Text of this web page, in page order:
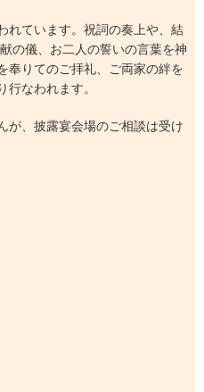
ています。祝詞の奏上や、結
の儀、お二人の誓いの言葉を神
奉りてのご拝礼、ご両家の絆を
なわれます。
、披露宴会場のご相談は受け